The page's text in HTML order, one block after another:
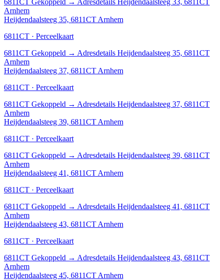
Arnhem
Heijdendaalsteeg 35, 6811CT Arnhem
6811CT · Perceelkaart
6811CT Gekoppeld → Adresdetails Heijdendaalsteeg 35, 6811CT
Arnhem
Heijdendaalsteeg 37, 6811CT Arnhem
6811CT · Perceelkaart
6811CT Gekoppeld → Adresdetails Heijdendaalsteeg 37, 6811CT
Arnhem
Heijdendaalsteeg 39, 6811CT Arnhem
6811CT · Perceelkaart
6811CT Gekoppeld → Adresdetails Heijdendaalsteeg 39, 6811CT
Arnhem
Heijdendaalsteeg 41, 6811CT Arnhem
6811CT · Perceelkaart
6811CT Gekoppeld → Adresdetails Heijdendaalsteeg 41, 6811CT
Arnhem
Heijdendaalsteeg 43, 6811CT Arnhem
6811CT · Perceelkaart
6811CT Gekoppeld → Adresdetails Heijdendaalsteeg 43, 6811CT
Arnhem
Heijdendaalsteeg 45, 6811CT Arnhem